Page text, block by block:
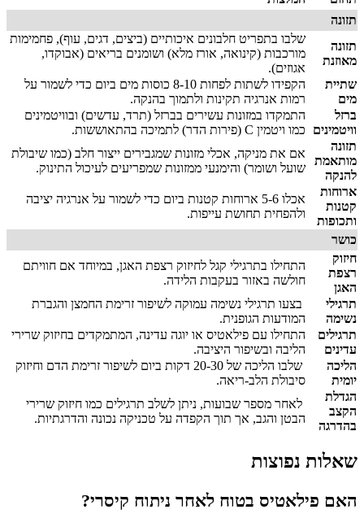
תזונה
תזונה
מאוזנת
שלבו בתפריט חלבונים איכותיים (ביצים, דגים, עוף), פחמימות
מורכבות (קינואה, אורז מלא) ושומנים בריאים (אבוקדו,
אגוזים).
שתיית
מים
הקפידו לשתות לפחות 8-10 כוסות מים ביום כדי לשמור על
רמות אנרגיה תקינות ולתמוך בהנקה.
ברזל
וויטמינים
התמקדו במזונות עשירים בברזל (תרד, עדשים) ובוויטמינים
כמו ויטמין C (פירות הדר) לתמיכה בהתאוששות.
תזונה
מותאמת
להנקה
אם את מניקה, אכלי מזונות שמגבירים ייצור חלב (כמו שיבולת
שועל ושומר) והימנעי ממזונות שמפריעים לעיכול התינוק.
ארוחות
קטנות
ותכופות
אכלו 5-6 ארוחות קטנות ביום כדי לשמור על אנרגיה יציבה
ולהפחית תחושת עייפות.
כושר
חיזוק
רצפת
האגן
התחילו בתרגילי קגל לחיזוק רצפת האגן, במיוחד אם חוויתם
חולשה באזור בעקבות הלידה.
תרגילי
נשימה
בצעו תרגילי נשימה עמוקה לשיפור זרימת החמצן והגברת
המודעות הגופנית.
תרגילים
עדינים
התחילו עם פילאטיס או יוגה עדינה, המתמקדים בחיזוק שרירי
הליבה ובשיפור היציבה.
הליכה
יומית
שלבו הליכה של 20-30 דקות ביום לשיפור זרימת הדם וחיזוק
סיבולת הלב-ריאה.
הגדלת
הקצב
בהדרגה
לאחר מספר שבועות, ניתן לשלב תרגילים כמו חיזוק שרירי
הבטן והגב, אך תוך הקפדה על טכניקה נכונה והדרגתיות.
שאלות נפוצות
האם פילאטיס בטוח לאחר ניתוח קיסרי?